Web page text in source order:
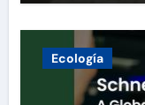
Ecología